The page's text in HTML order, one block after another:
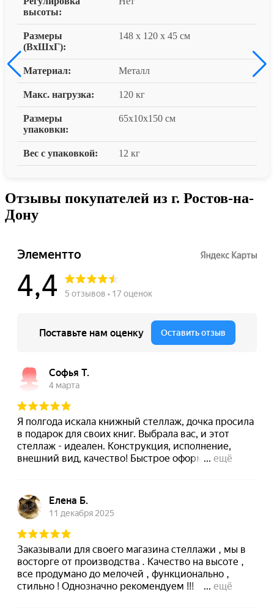
высоты:
Размеры
(ВxШxГ):
148 x 120 x 45 см
Материал: Металл
Макс. нагрузка: 120 кг
Размеры
упаковки:
65x10x150 см
Вес с упаковкой: 12 кг
Отзывы покупателей из г. Ростов-на-
Дону